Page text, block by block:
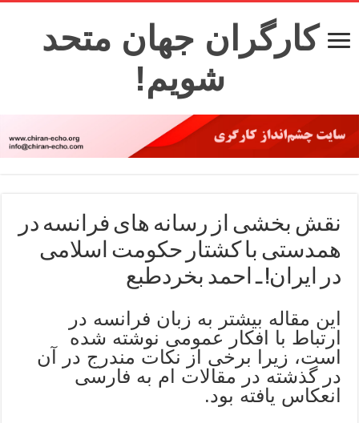
کارگران جهان متحد
شویم!
نقش بخشی از رسانه های فرانسه در
همدستی با کشتار حکومت اسلامی
در ایران! ـ احمد بخردطبع
این مقاله بیشتر به زبان فرانسه در
ارتباط با افکار عمومی نوشته شده
است، زیرا برخی از نکات مندرج در آن
در گذشته در مقالات ام به فارسی
انعکاس یافته بود.